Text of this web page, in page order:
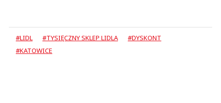
#LIDL #TYSIĘCZNY SKLEP LIDLA
#DYSKONT
#KATOWICE